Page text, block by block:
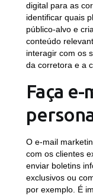
digital para as
identificar quais
público-alvo e
conteúdo
interagir com os
da corretora e a
Faça
O e-mail
com os clientes
enviar boletins
exclusivos ou
por exemplo. É